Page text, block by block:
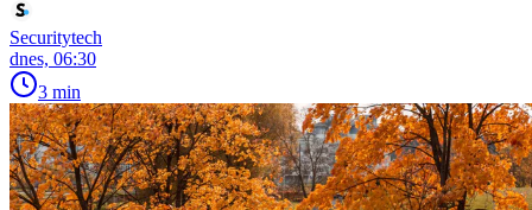
Securitytech
dnes, 06:30
3 min